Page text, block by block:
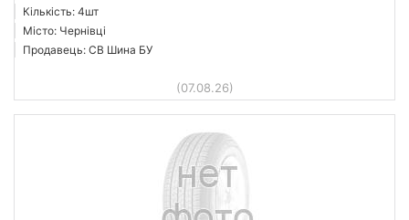
Кількість: 4шт
Місто: Чернівці
Продавець: СВ Шина БУ
(07.08.26)